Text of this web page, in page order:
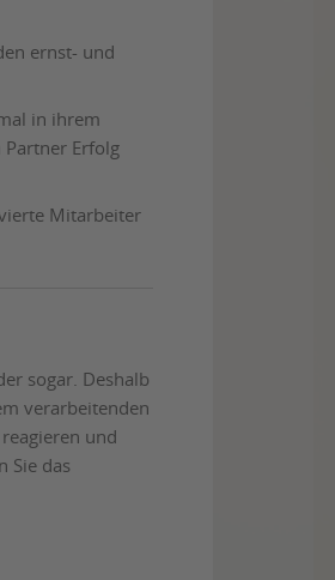
ernst- und
in ihrem
Erfolg
Mitarbeiter
sogar. Deshalb
verarbeitenden
und
Sie das